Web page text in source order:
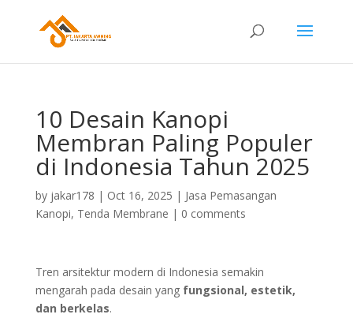
10 Desain Kanopi
Membran Paling Populer
di Indonesia Tahun 2025
by jakar178 | Oct 16, 2025 | Jasa Pemasangan
Kanopi, Tenda Membrane | 0 comments
Tren arsitektur modern di Indonesia semakin
mengarah pada desain yang fungsional, estetik,
dan berkelas.